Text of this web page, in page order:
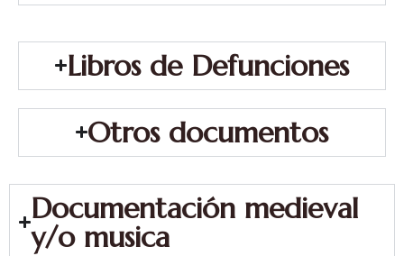
Libros de Defunciones
Otros documentos
Documentación medieval
y/o musica